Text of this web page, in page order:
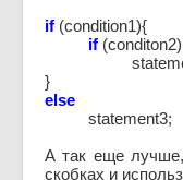
if (condition1){
if (conditon2)
}
else
statement3;
А так еще
скобках и